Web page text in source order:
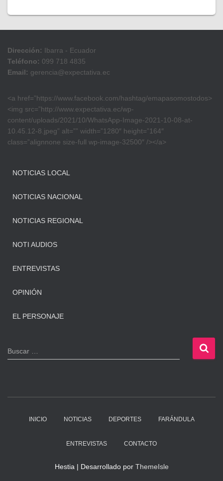
Dirección: Ibarra - Ecuador
Teléfono: 099 718 4835
Email: gerencia@expectativa.ec
<a href=”https://www.facebook.com/hashtag/emapasomostodos>
<img src=”http://www.expectativa.ec/wp-
content/uploads/2021/10/WhatsApp-Image-2021-10-08-at-
10.45.12-8.jpeg” alt=”” width=”1280″ height=”164″
class=”alignnone size-full wp-image-32500″ /></a>
NOTICIAS LOCAL
NOTICIAS NACIONAL
NOTICIAS REGIONAL
NOTI AUDIOS
ENTREVISTAS
OPINIÓN
EL PERSONAJE
B
u
Buscar …
INICIO NOTICIAS DEPORTES FARÁNDULA
ENTREVISTAS CONTACTO
Hestia | Desarrollado por ThemeIsle